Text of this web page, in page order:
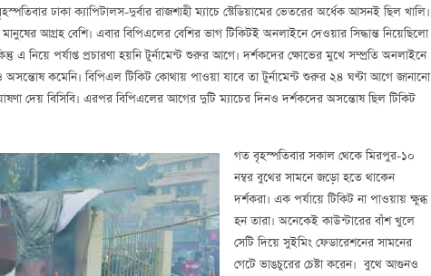
ঢাকা ক্যাপিটালস-দুর্বার রাজশাহী ম্যাচে স্টেডিয়ামের ভেতরের অর্ধেক আসনই ছিল খালি।
আগ্রহ বেশি। এবার বিপিএলের বেশির ভাগ টিকিটই অনলাইনে দেওয়ার সিদ্ধান্ত নিয়েছিলো
এ নিয়ে পর্যাপ্ত প্রচারণা হয়নি টুর্নামেন্ট শুরুর আগে। দর্শকদের ক্ষোভের মুখে সম্প্রতি অনলাইনে
অসন্তোষ কমেনি। বিপিএল টিকিট কোথায় পাওয়া যাবে তা টুর্নামেন্ট শুরুর ২৪ ঘণ্টা আগে জানানো
দেয় বিসিবি। এরপর বিপিএলের আগের দুটি ম্যাচের দিনও দর্শকদের অসন্তোষ ছিল টিকিট
গত বৃহস্পতিবার সকাল থেকে মিরপুর-১০
নম্বর বুথের সামনে জড়ো হতে থাকেন
দর্শকরা। এক পর্যায়ে টিকিট না পাওয়ায় ক্ষুব্ধ
হন তারা। অনেকেই কাউন্টারের বাঁশ খুলে
সেটি দিয়ে সুইমিং ফেডারেশনের সামনের
গেটে ভাঙচুরের চেষ্টা করেন। বুথে আগুনও